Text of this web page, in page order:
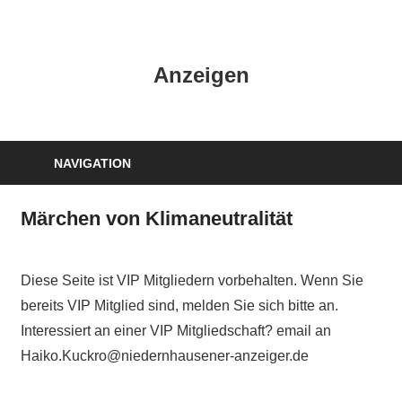
Anzeigen
NAVIGATION
Märchen von Klimaneutralität
Diese Seite ist VIP Mitgliedern vorbehalten. Wenn Sie
bereits VIP Mitglied sind, melden Sie sich bitte an.
Interessiert an einer VIP Mitgliedschaft? email an
Haiko.Kuckro@niedernhausener-anzeiger.de